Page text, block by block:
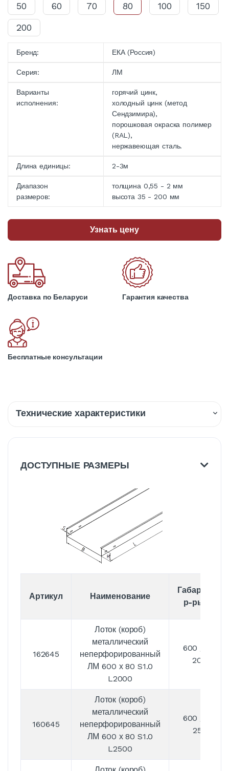
50 60 70 80 100
150
200
Бренд: ЕКА (Россия)
Серия: ЛМ
Варианты
исполнения:
горячий цинк,
холодный цинк (метод
Сендзимира),
порошковая окраска полимер
(RAL),
нержавеющая сталь.
Длина единицы: 2-3м
Диапазон
размеров:
толщина 0,55 - 2 мм
высота 35 - 200 мм
Узнать цену
Доставка по Беларуси Гарантия качества
Бесплатные консультации
Технические характеристики
Описание
ДОСТУПНЫЕ РАЗМЕРЫ
Артикул Наименование
Габаритные
р-ры, мм
162645
Лоток (короб)
металлический
неперфорированный
ЛМ 600 х 80 S1.0
L2000
600 / 80 /
2000
160645
Лоток (короб)
металлический
неперфорированный
ЛМ 600 х 80 S1.0
L2500
600 / 80 /
2500